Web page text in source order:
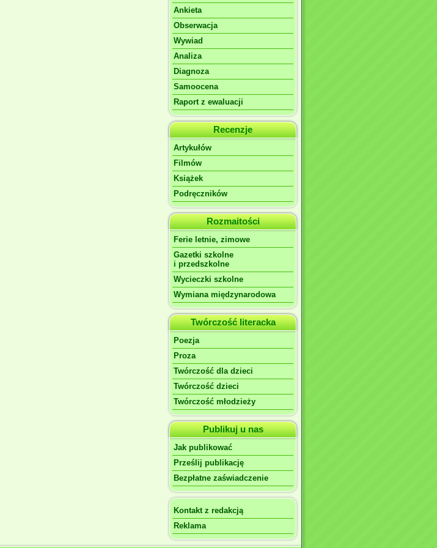
Ankieta
Obserwacja
Wywiad
Analiza
Diagnoza
Samoocena
Raport z ewaluacji
Recenzje
Artykułów
Filmów
Książek
Podręczników
Rozmaitości
Ferie letnie, zimowe
Gazetki szkolne
i przedszkolne
Wycieczki szkolne
Wymiana międzynarodowa
Twórczość literacka
Poezja
Proza
Twórczość dla dzieci
Twórczość dzieci
Twórczość młodzieży
Publikuj u nas
Jak publikować
Prześlij publikację
Bezpłatne zaświadczenie
Kontakt z redakcją
Reklama